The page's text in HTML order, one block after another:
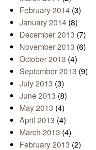
February 2014 (3)
January 2014 (8)
December 2013 (7)
November 2013 (6)
October 2013 (4)
September 2013 (9)
July 2013 (3)
June 2013 (8)
May 2013 (4)
April 2013 (4)
March 2013 (4)
February 2013 (2)